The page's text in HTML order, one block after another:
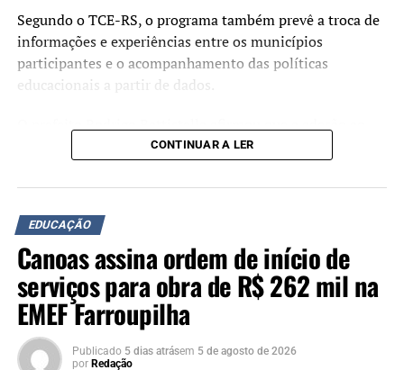
Segundo o TCE-RS, o programa também prevê a troca de
informações e experiências entre os municípios
participantes e o acompanhamento das políticas
educacionais a partir de dados.
programa deverá contribuir para o planejamento das
“Cada avanço na educação
representa uma
oportunidade a mais para
nossas crianças e jovens.
Ao aderirmos ao Educa
CONTINUAR A LER
EDUCAÇÃO
Canoas assina ordem de início de
serviços para obra de R$ 262 mil na
EMEF Farroupilha
Publicado 5 dias atrásem 5 de agosto de 2026
por Redação